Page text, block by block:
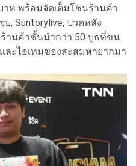
ท พร้อมจัดเต็มโซนร้านค้า
, Suntorylive, ปวดหลัง
ร้านค้าชั้นนำกว่า 50 บูธที่ขน
ละไอเทมของสะสมหายากมา